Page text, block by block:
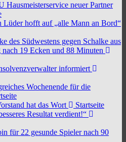
Hausmeisterservice neuer Partner
Lüder hofft auf „alle Mann an Bord“
des Südwestens gegen Schalke aus
19 Ecken und 88 Minuten
informiert
Wochenende für die
hat das Wort
Startseite
Resultat verdient!“
für 22 gesunde Spieler nach 90